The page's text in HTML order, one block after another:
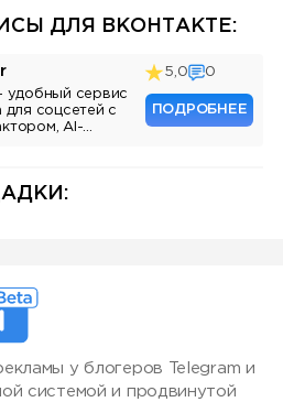
ДЛЯ ВКОНТАКТЕ:
удобный сервис
для соцсетей с
AI-
5,0 0
ПОДРОБНЕЕ
у блогеров Telegram и
системой и продвинутой